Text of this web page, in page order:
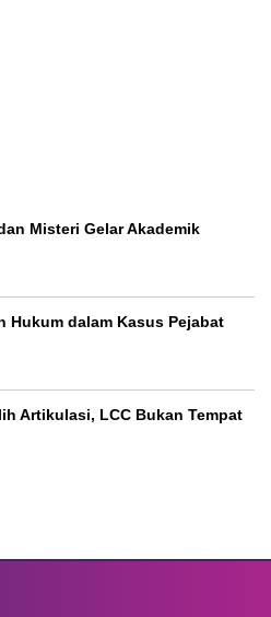
Misteri Gelar Akademik
Hukum dalam Kasus Pejabat
Artikulasi, LCC Bukan Tempat